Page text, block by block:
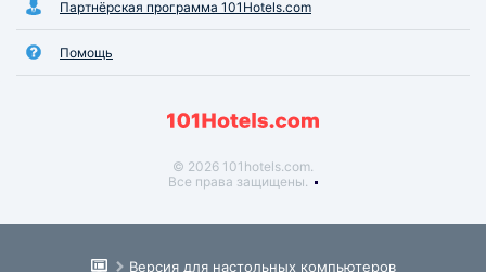
Партнёрская программа 101Hotels.com
Помощь
© 2026 101hotels.com.
Все права защищены.
Версия для настольных компьютеров